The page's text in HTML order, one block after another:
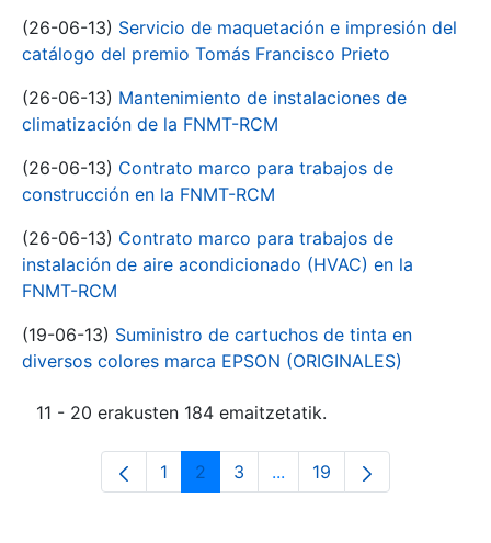
(26-06-13) Servicio de maquetación e impresión del
catálogo del premio Tomás Francisco Prieto
(26-06-13) Mantenimiento de instalaciones de
climatización de la FNMT-RCM
(26-06-13) Contrato marco para trabajos de
construcción en la FNMT-RCM
(26-06-13) Contrato marco para trabajos de
instalación de aire acondicionado (HVAC) en la
FNMT-RCM
(19-06-13) Suministro de cartuchos de tinta en
diversos colores marca EPSON (ORIGINALES)
11 - 20 erakusten 184 emaitzetatik.
Orrialdea
1 Orrialdea
2 Orrialdea
3 ...Intermediate Pages Use
Orrialdea
19